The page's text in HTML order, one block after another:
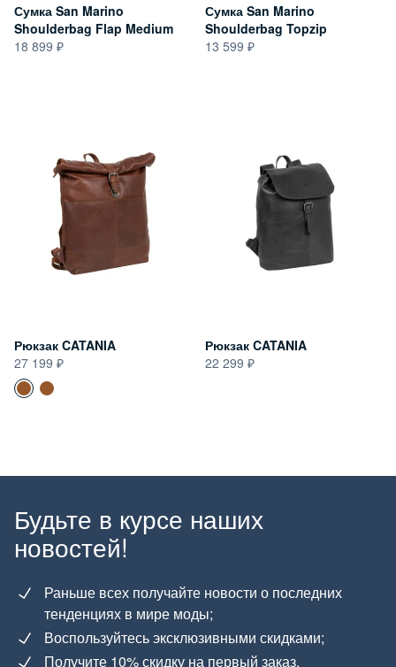
Сумка San Marino
Shoulderbag Flap Medium
18 899
Сумка San Marino
Shoulderbag Topzip
13 599
Рюкзак CATANIA
27 199
Рюкзак CATANIA
22 299
Будьте в курсе наших
новостей!
Раньше всех получайте новости о последних
тенденциях в мире моды;
Воспользуйтесь эксклюзивными скидками;
Получите 10% скидку на первый заказ.